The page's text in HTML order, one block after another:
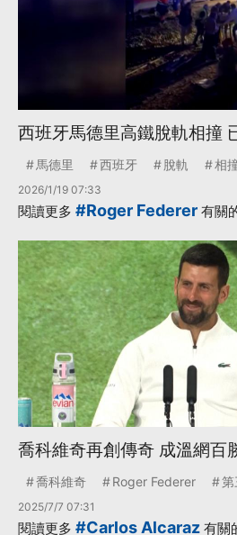
西班牙馬德里高鐵脫軌相撞
馬德里 西班牙 脫軌 相
2026/1/19 07:33
閱讀更多 #Roger Federer 有關
喬科維奇再創傳奇 成溫網百
喬科維奇 Roger Federer 第
2025/7/7 07:31
閱讀更多 #Carlos Alcaraz 有關